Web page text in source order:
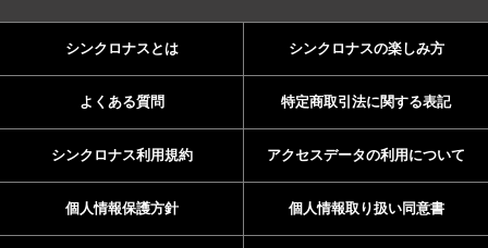
シンクロナスとは シンクロナスの楽しみ方
よくある質問 特定商取引法に関する表記
シンクロナス利用規約 アクセスデータの利用について
個人情報保護方針 個人情報取り扱い同意書